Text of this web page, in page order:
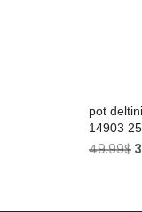
pot
14903
49.99$